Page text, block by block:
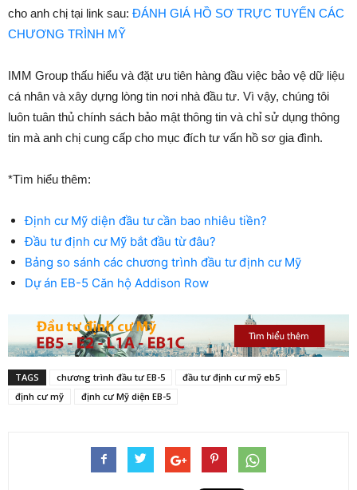
cho anh chị tại link sau: ĐÁNH GIÁ HỒ SƠ TRỰC TUYẾN CÁC
CHƯƠNG TRÌNH MỸ
IMM Group thấu hiểu và đặt ưu tiên hàng đầu việc bảo vệ dữ liệu
cá nhân và xây dựng lòng tin nơi nhà đầu tư. Vì vậy, chúng tôi
luôn tuân thủ chính sách bảo mật thông tin và chỉ sử dụng thông
tin mà anh chị cung cấp cho mục đích tư vấn hồ sơ gia đình.
*Tìm hiểu thêm:
Định cư Mỹ diện đầu tư cần bao nhiêu tiền?
Đầu tư định cư Mỹ bắt đầu từ đâu?
Bảng so sánh các chương trình đầu tư định cư Mỹ
Dự án EB-5 Căn hộ Addison Row
TAGS chương trình đầu tư EB-5
đầu tư định cư mỹ eb5
định cư mỹ
định cư Mỹ diện EB-5